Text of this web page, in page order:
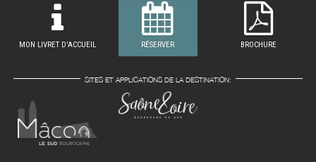
MON LIVRET D'ACCUEIL RÉSERVER BROCHURE
SITES ET APPLICATIONS DE LA DESTINATION: